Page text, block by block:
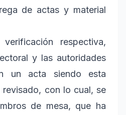
de actas y material
respectiva,
y las autoridades
un acta siendo esta
revisado, con lo cual, se
de mesa, que ha